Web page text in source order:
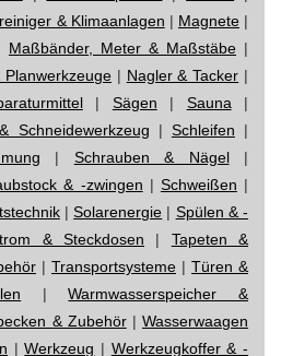
& Klimaanlagen | Magnete|
Maßbänder, Meter & Maßstäbe |
Planwerkzeuge | Nagler & Tacker |
| Sägen | Sauna |
Schneidewerkzeug | Schleifen |
| Schrauben & Nägel|
& -zwingen | Schweißen |
|Solarenergie | Spülen & -
& Steckdosen | Tapeten &
| Transportsysteme | Türen &
|Warmwasserspeicher &
& Zubehör|Wasserwaagen
|Werkzeug | Werkzeugkoffer & -